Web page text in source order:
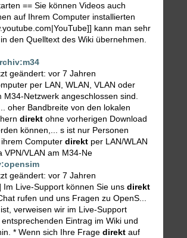
== Sie können Videos auch
auf Ihrem Computer installierten
kann man sehr
in den Quelltext des Wiki übernehmen.
geändert: vor 7 Jahren
per LAN, WLAN, VLAN oder
M34-Netzwerk angeschlossen sind.
oher Bandbreite von den lokalen
direkt ohne vorherigen Download
können,... s ist nur Personen
Computer direkt per LAN/WLAN
VPN/VLAN am M34-Ne
geändert: vor 7 Jahren
Im Live-Support können Sie uns direkt
rufen und uns Fragen zu OpenS...
verweisen wir im Live-Support
Eintrag im Wiki und
* Wenn sich Ihre Frage direkt auf